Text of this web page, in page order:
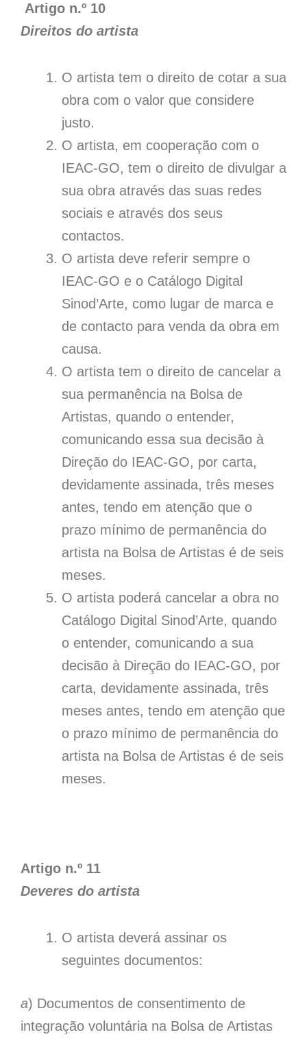
Artigo n.º 10
Direitos do artista
O artista tem o direito de cotar a sua
obra com o valor que considere
justo.
O artista, em cooperação com o
IEAC-GO, tem o direito de divulgar a
sua obra através das suas redes
sociais e através dos seus
contactos.
O artista deve referir sempre o
IEAC-GO e o Catálogo Digital
Sinod’Arte, como lugar de marca e
de contacto para venda da obra em
causa.
O artista tem o direito de cancelar a
sua permanência na Bolsa de
Artistas, quando o entender,
comunicando essa sua decisão à
Direção do IEAC-GO, por carta,
devidamente assinada, três meses
antes, tendo em atenção que o
prazo mínimo de permanência do
artista na Bolsa de Artistas é de seis
meses.
O artista poderá cancelar a obra no
Catálogo Digital Sinod’Arte, quando
o entender, comunicando a sua
decisão à Direção do IEAC-GO, por
carta, devidamente assinada, três
meses antes, tendo em atenção que
o prazo mínimo de permanência do
artista na Bolsa de Artistas é de seis
meses.
Artigo n.º 11
Deveres do artista
O artista deverá assinar os
seguintes documentos:
a) Documentos de consentimento de
integração voluntária na Bolsa de Artistas